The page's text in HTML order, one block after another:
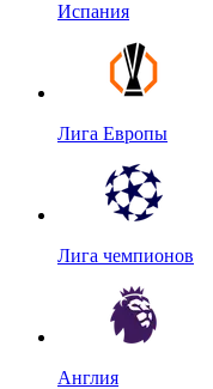
Испания
Лига Европы
Лига чемпионов
Англия